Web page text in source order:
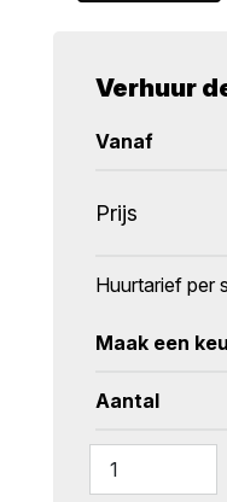
Verhuur
Vanaf
Prijs
Huurtarief per
Maak een
Aantal